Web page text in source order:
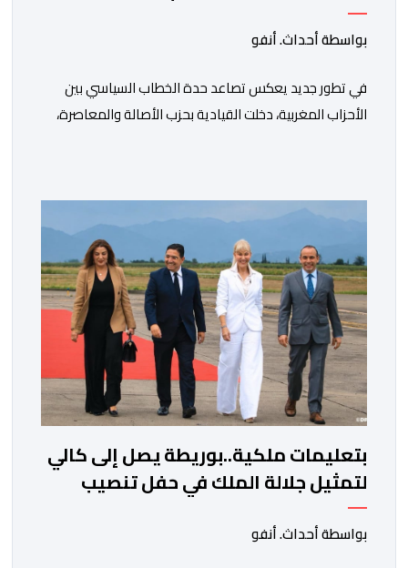
المخدرات "
بواسطة أحداث. أنفو
في تطور جديد يعكس تصاعد حدة الخطاب السياسي بين
الأحزاب المغربية، دخلت القيادية بحزب الأصالة والمعاصرة،
خلفية اتهامات سبق أن وجهها هذا الأخير إلى حزب ” البام ”
وربطه بملف المخدرات.المنصوري أكدت أن بنكيران ” ما غير
اليوم […]
بتعليمات ملكية..بوريطة يصل إلى كالي
لتمثيل جلالة الملك في حفل تنصيب
الرئيس الكولومبي الجديد
بواسطة أحداث. أنفو